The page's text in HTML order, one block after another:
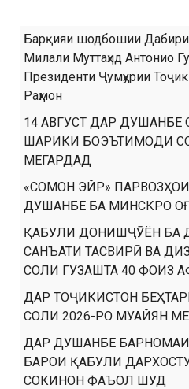
Барқияи шодбошии
Милали Муттаҳид Антонио
Президенти Ҷумҳурии
Раҳмон
14 АВГУСТ ДАР ДУШАНБЕ
ШАРИКИ БОЭЪТИМОДИ
МЕГАРДАД
«СОМОН ЭЙР»
ДУШАНБЕ БА МИНСКРО
ҚАБУЛИ ДОНИШҶӮЁН БА
САНЪАТИ ТАСВИРӢ ВА
СОЛИ ГУЗАШТА 40 ФОИЗ
ДАР ТОҶИКИСТОН
СОЛИ 2026-РО МУАЙЯН
ДАР ДУШАНБЕ
БАРОИ ҚАБУЛИ
СОКИНОН ФАЪОЛ ШУД